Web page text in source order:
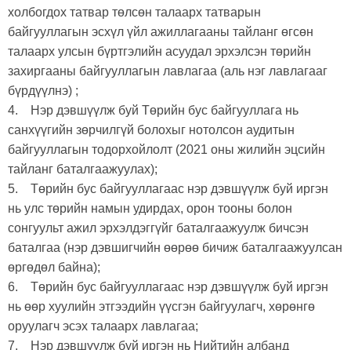
холбогдох татвар төлсөн талаарх татварын
байгууллагын эсхүл үйл ажиллагааны тайланг өгсөн
талаарх улсын бүртгэлийн асуудал эрхэлсэн төрийн
захиргааны байгууллагын лавлагаа (аль нэг лавлагааг
бүрдүүлнэ) ;
4. Нэр дэвшүүлж буй Төрийн бус байгууллага нь
санхүүгийн зөрчилгүй болохыг нотолсон аудитын
байгууллагын тодорхойлолт (2021 оны жилийн эцсийн
тайланг баталгаажуулах);
5. Төрийн бус байгууллагаас нэр дэвшүүлж буй иргэн
нь улс төрийн намын удирдах, орон тооны болон
сонгуульт ажил эрхэлдэггүйг баталгаажуулж бичсэн
баталгаа (нэр дэвшигчийн өөрөө бичиж баталгаажуулсан
өргөдөл байна);
6. Төрийн бус байгууллагаас нэр дэвшүүлж буй иргэн
нь өөр хуулийн этгээдийн үүсгэн байгуулагч, хөрөнгө
оруулагч эсэх талаарх лавлагаа;
7. Нэр дэвшүүлж буй иргэн нь Нийтийн албанд